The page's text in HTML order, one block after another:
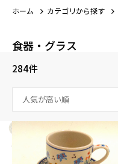
ホーム カテゴリから探す
食器・グラス
284件